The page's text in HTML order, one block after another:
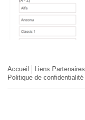
Accueil Liens Partenaires
Politique de confidentialité